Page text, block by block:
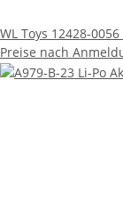
WL Toys 12428-
Preise nach